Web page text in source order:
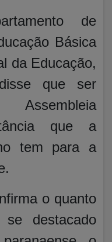
de
Básica
da Educação,
que ser
Assembleia
que a
tem para a
o quanto
destacado